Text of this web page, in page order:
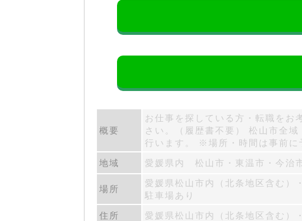
概要
お仕事を探している方・転職をお
さい。（履歴書不要） 松山市全
行います。 ※場所・時間は事前に
地域
愛媛県内 松山市・東温市・今治
場所
愛媛県松山市内（北条地区含む）
駐車場あり
住所
愛媛県松山市内（北条地区含む）